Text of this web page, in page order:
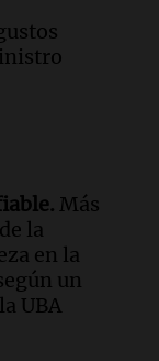
la
y digital
Más
la
en la
un
UBA